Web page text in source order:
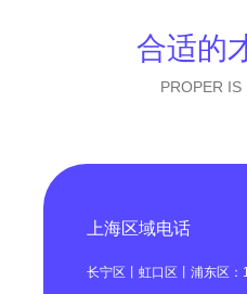
合适的
PROPER
上海区域电话
长宁区丨虹口区丨浦东区